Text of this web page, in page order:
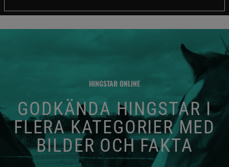
HINGSTAR ONLINE
GODKÄNDA HINGSTAR I
FLERA KATEGORIER MED
BILDER OCH FAKTA